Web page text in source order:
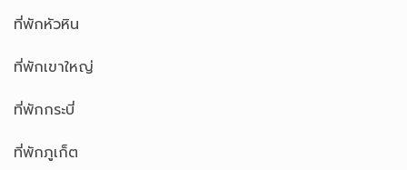
ที่พักหัวหิน
ที่พักเขาใหญ่
ที่พักกระบี่
ที่พักภูเก็ต